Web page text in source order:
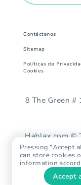
Contáctanos
Sitemap
Políticas de
Cookies
8 The Green #
Hablax.com ©
Pressing "Accept
can store cookies
information
Accept